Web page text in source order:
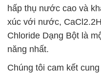
hấp thụ nước cao và
xúc với nước,
Chloride Dạng Bột là
năng nhất.
Chúng tôi cam kết